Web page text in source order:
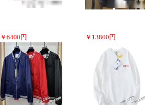
￥ 6400 円 ￥ 13800 円